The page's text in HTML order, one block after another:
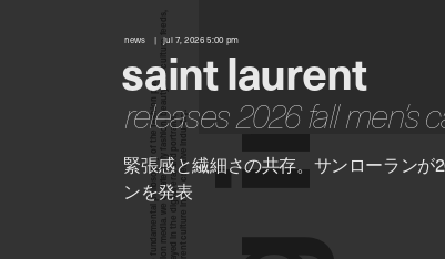
i
n
d
news jul 7, 2026 5:00 pm
saint laurent
releases 2026 fall men’s
緊張感と繊細さの共存。サンローランが
ンを発表